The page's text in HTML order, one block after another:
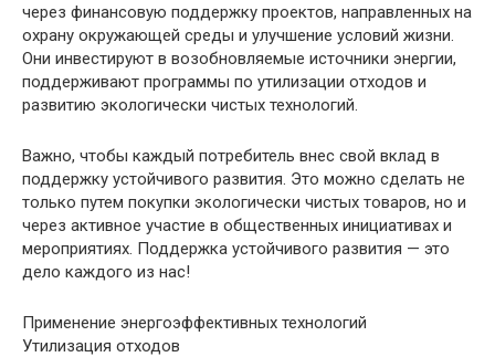
через финансовую поддержку проектов, направленных на
охрану окружающей среды и улучшение условий жизни.
Они инвестируют в возобновляемые источники энергии,
поддерживают программы по утилизации отходов и
развитию экологически чистых технологий.
Важно, чтобы каждый потребитель внес свой вклад в
поддержку устойчивого развития. Это можно сделать не
только путем покупки экологически чистых товаров, но и
через активное участие в общественных инициативах и
мероприятиях. Поддержка устойчивого развития — это
дело каждого из нас!
Применение энергоэффективных технологий
Утилизация отходов